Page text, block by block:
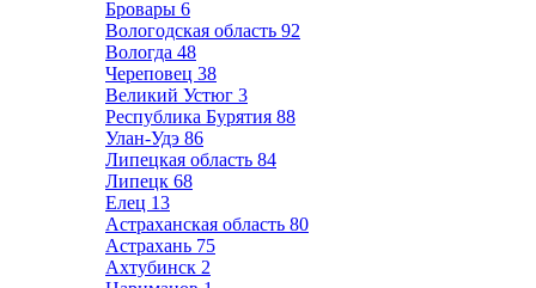
Бровары 6
Вологодская область 92
Вологда 48
Череповец 38
Великий Устюг 3
Республика Бурятия 88
Улан-Удэ 86
Липецкая область 84
Липецк 68
Елец 13
Астраханская область 80
Астрахань 75
Ахтубинск 2